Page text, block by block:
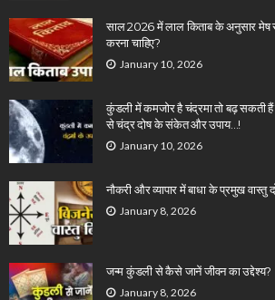
साल 2026 में लाल किताब के अनुसार मेष
करना चाहिए?
January 10, 2026
कुंडली में कमजोर है चंद्रमा तो बढ़ सकती हैं
से चंद्र दोष के संकेत और उपाय…!
January 10, 2026
नौकरी और व्यापार में बाधा के प्रमुख
January 8, 2026
जन्म कुंडली से कैसे जानें जीवन का उद्देश्य?
January 8, 2026